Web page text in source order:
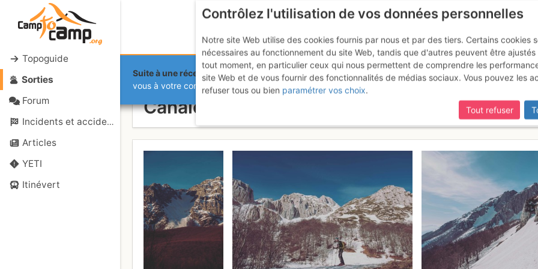
Topoguide
Sorties
Forum
Incidents et accidents
Articles
YETI
Itinévert
Suite à une récente et importante mise à jour du site,si certaines pages ne sont plus accessibles,
vous à votre compte sur le site.
Monte Sirente : en boucle salendo la valle
Canale Maiori
Contrôlez l'utilisation de vos données personnelles
Notre site Web utilise des cookies fournis par nous et par des tiers. Certains cookies
nécessaires au fonctionnement du site Web, tandis que d'autres peuvent être ajustés
tout moment, en particulier ceux qui nous permettent de comprendre les
site Web et de vous fournir des fonctionnalités de médias sociaux. Vous pouvez les
refuser tous ou bien paramétrer vos choix.
Tout refuser